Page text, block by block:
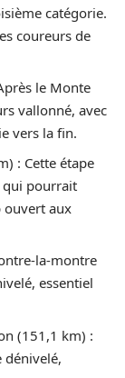
catégorie.
coureurs de
le Monte
vallonné, avec
vers la fin.
: Cette étape
qui pourrait
ouvert aux
la-montre
essentiel
(151,1 km) :
dénivelé,